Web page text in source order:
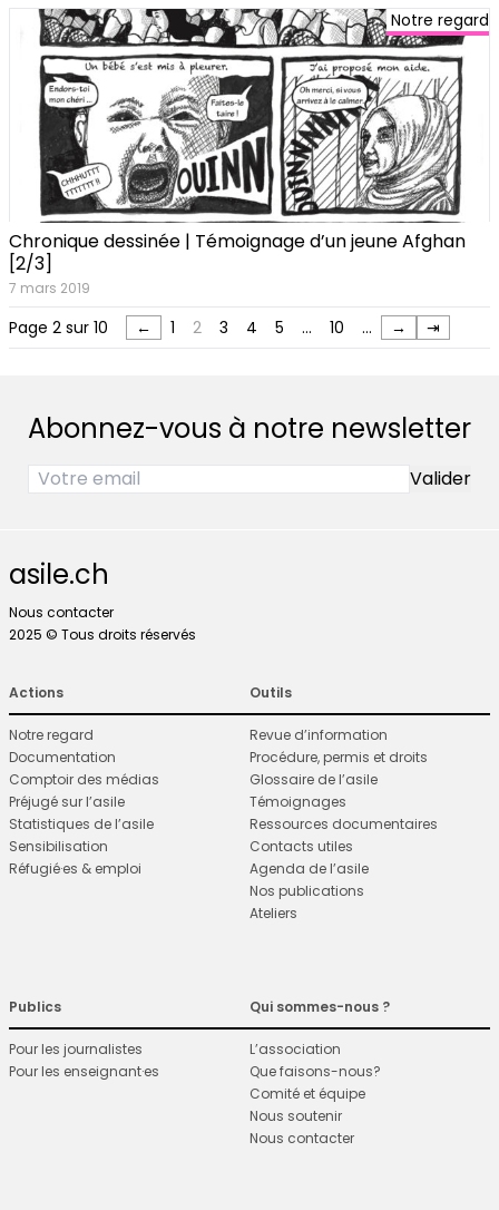
Notre regard
Chronique dessinée | Témoignage d’un jeune Afghan
[2/3]
7 mars 2019
Page 2 sur 10 ← 1 2 3 4 5 … 10 … → ⇥
Abonnez-vous à notre newsletter
asile.ch
Nous contacter
2025 © Tous droits réservés
Actions
Notre regard
Documentation
Comptoir des médias
Préjugé sur l’asile
Statistiques de l’asile
Sensibilisation
Réfugié·es & emploi
Outils
Revue d’information
Procédure, permis et droits
Glossaire de l’asile
Témoignages
Ressources documentaires
Contacts utiles
Agenda de l’asile
Nos publications
Ateliers
Publics
Pour les journalistes
Pour les enseignant·es
Qui sommes-nous ?
L’association
Que faisons-nous?
Comité et équipe
Nous soutenir
Nous contacter